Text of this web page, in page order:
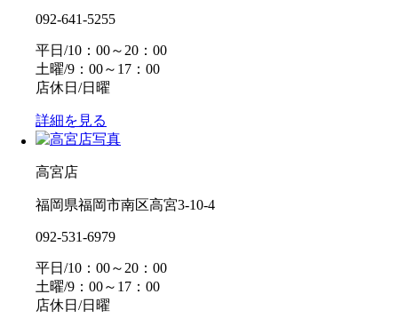
092-641-5255
平日/10：00～20：00
土曜/9：00～17：00
店休日/日曜
詳細を見る
高宮店
福岡県福岡市南区高宮3-10-4
092-531-6979
平日/10：00～20：00
土曜/9：00～17：00
店休日/日曜